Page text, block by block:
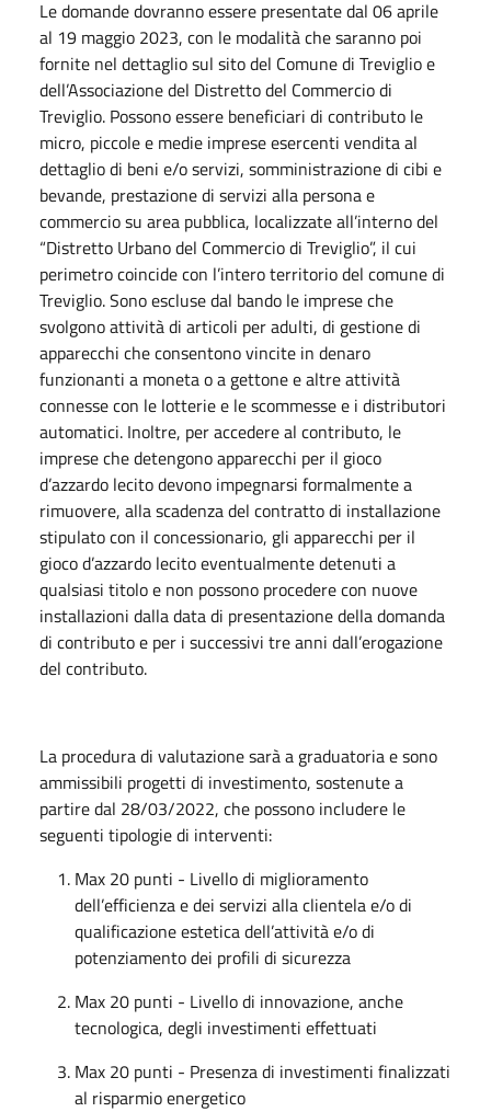
Le domande dovranno essere presentate dal 06 aprile
al 19 maggio 2023, con le modalità che saranno poi
fornite nel dettaglio sul sito del Comune di Treviglio e
dell’Associazione del Distretto del Commercio di
Treviglio. Possono essere beneficiari di contributo le
micro, piccole e medie imprese esercenti vendita al
dettaglio di beni e/o servizi, somministrazione di cibi e
bevande, prestazione di servizi alla persona e
commercio su area pubblica, localizzate all’interno del
“Distretto Urbano del Commercio di Treviglio”, il cui
perimetro coincide con l’intero territorio del comune di
Treviglio. Sono escluse dal bando le imprese che
svolgono attività di articoli per adulti, di gestione di
apparecchi che consentono vincite in denaro
funzionanti a moneta o a gettone e altre attività
connesse con le lotterie e le scommesse e i distributori
automatici. Inoltre, per accedere al contributo, le
imprese che detengono apparecchi per il gioco
d’azzardo lecito devono impegnarsi formalmente a
rimuovere, alla scadenza del contratto di installazione
stipulato con il concessionario, gli apparecchi per il
gioco d’azzardo lecito eventualmente detenuti a
qualsiasi titolo e non possono procedere con nuove
installazioni dalla data di presentazione della domanda
di contributo e per i successivi tre anni dall’erogazione
del contributo.
La procedura di valutazione sarà a graduatoria e sono
ammissibili progetti di investimento, sostenute a
partire dal 28/03/2022, che possono includere le
seguenti tipologie di interventi:
Max 20 punti - Livello di miglioramento
dell’efficienza e dei servizi alla clientela e/o di
qualificazione estetica dell’attività e/o di
potenziamento dei profili di sicurezza
Max 20 punti - Livello di innovazione, anche
tecnologica, degli investimenti effettuati
Max 20 punti - Presenza di investimenti finalizzati
al risparmio energetico